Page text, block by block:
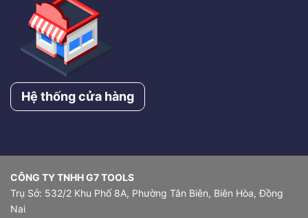
Hệ thống cửa hàng
CÔNG TY TNHH G7 TOOLS
Trụ Sở: 532/2 Khu Phố 8A, Phường Tân Biên, Biên Hòa, Đồng
Nai